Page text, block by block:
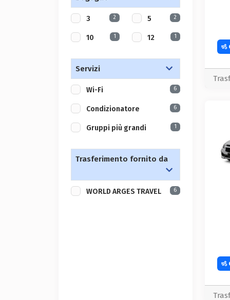
3 2 5 2
10 1 12 1
Servizi
Wi-Fi 6
Condizionatore 6
Gruppi più grandi 1
Trasferimento fornito da
WORLD ARGES TRAVEL 6